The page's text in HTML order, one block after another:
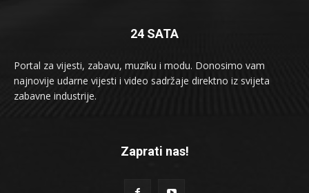
24 SATA
Portal za vijesti, zabavu, muziku i modu. Donosimo vam
najnovije udarne vijesti i video sadržaje direktno iz svijeta
zabavne industrije.
Zaprati nas!